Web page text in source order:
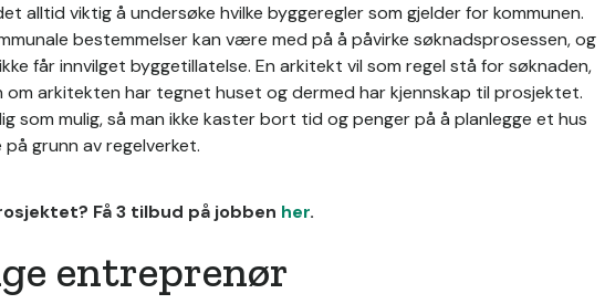
alltid viktig å undersøke hvilke byggeregler som gjelder for kommunen.
bestemmelser kan være med på å påvirke søknadsprosessen, og
får innvilget byggetillatelse. En arkitekt vil som regel stå for søknaden,
om arkitekten har tegnet huset og dermed har kjennskap til prosjektet.
som mulig, så man ikke kaster bort tid og penger på å planlegge et hus
grunn av regelverket.
Få 3 tilbud på jobben her.
entreprenør